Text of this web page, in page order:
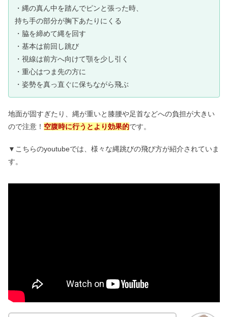
・縄の真ん中を踏んでピンと張った時、
持ち手の部分が胸下あたりにくる
・脇を締めて縄を回す
・基本は前回し跳び
・視線は前方へ向けて顎を少し引く
・重心はつま先の方に
・姿勢を真っ直ぐに保ちながら飛ぶ
地面が固すぎたり、縄が重いと膝腰や足首などへの負担が大きい
ので注意！ 空腹時に行うとより効果的です。
▼こちらのyoutubeでは、様々な縄跳びの飛び方が紹介されていま
す。